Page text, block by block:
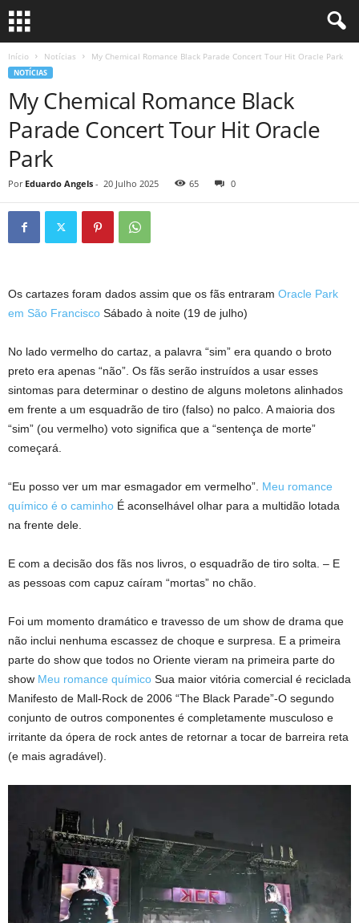
Início Notícias My Chemical Romance Black Parade Concert Tour Hit Oracle Park
NOTÍCIAS
My Chemical Romance Black
Parade Concert Tour Hit Oracle
Park
Por Eduardo Angels - 20 Julho 2025 65 0
Os cartazes foram dados assim que os fãs entraram Oracle Park
em São Francisco Sábado à noite (19 de julho)
No lado vermelho do cartaz, a palavra “sim” era quando o broto
preto era apenas “não”. Os fãs serão instruídos a usar esses
sintomas para determinar o destino de alguns moletons alinhados
em frente a um esquadrão de tiro (falso) no palco. A maioria dos
“sim” (ou vermelho) voto significa que a “sentença de morte”
começará.
“Eu posso ver um mar esmagador em vermelho”. Meu romance
químico é o caminho É aconselhável olhar para a multidão lotada
na frente dele.
E com a decisão dos fãs nos livros, o esquadrão de tiro solta. – E
as pessoas com capuz caíram “mortas” no chão.
Foi um momento dramático e travesso de um show de drama que
não inclui nenhuma escassez de choque e surpresa. E a primeira
parte do show que todos no Oriente vieram na primeira parte do
show Meu romance químico Sua maior vitória comercial é reciclada
Manifesto de Mall-Rock de 2006 “The Black Parade”-O segundo
conjunto de outros componentes é completamente musculoso e
irritante da ópera de rock antes de retornar a tocar de barreira reta
(e mais agradável).